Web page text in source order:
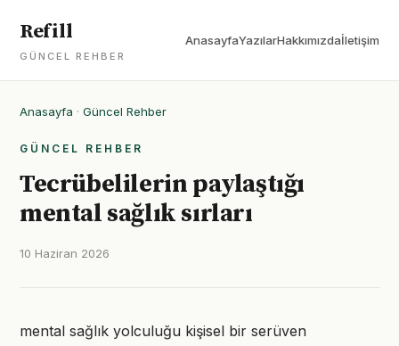
Refill
GÜNCEL REHBER
AnasayfaYazılarHakkımızdaİletişim
Anasayfa · Güncel Rehber
GÜNCEL REHBER
Tecrübelilerin paylaştığı
mental sağlık sırları
10 Haziran 2026
mental sağlık yolculuğu kişisel bir serüven